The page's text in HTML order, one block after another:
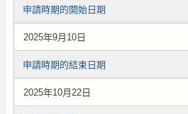
申請時期的開始日期
2025年9月10日
申請時期的結束日期
2025年10月22日